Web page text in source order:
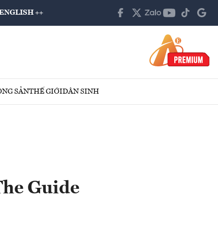
++
SẢNTHẾ GIỚIDÂN SINH
Guide